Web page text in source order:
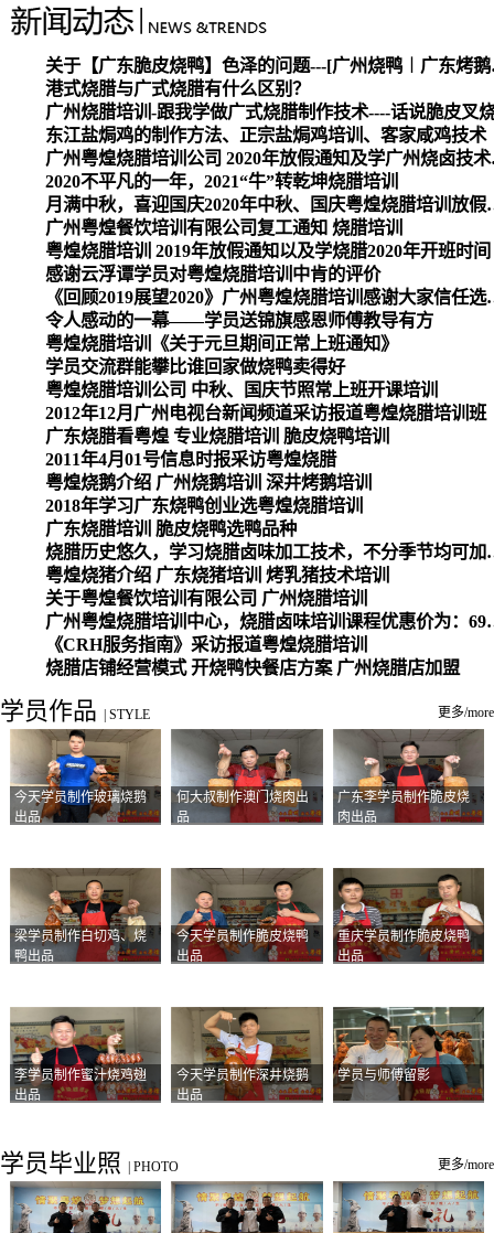
关于【广
港式烧腊与广式烧腊有什么区别？
广州烧腊培训-跟我学做广式烧腊制作技术----话说脆皮叉
东江盐焗鸡的制作方法、正宗盐焗鸡培训、客家咸鸡技术
广州粤煌
2020不平凡的一年，2021“牛”转乾坤烧腊培训
月满中秋，喜迎
广州粤煌餐饮培训有限公司复工通知 烧腊培训
粤煌烧腊培训 2019年放假通知以及学烧腊2020年开班时间
感谢云浮谭学员对粤煌烧腊培训中肯的评价
《回顾2019展望
令人感动的一幕——学员送锦旗感恩师傅教导有方
粤煌烧腊培训《关于元旦期间正常上班通知》
学员交流群能攀比谁回家做烧鸭卖得好
粤煌烧腊培训公司 中秋、国庆节照常上班开课培训
2012年12月广州电视台新闻频道采访报道粤煌烧腊培训班
广东烧腊看粤煌 专业烧腊培训 脆皮烧鸭培训
2011年4月01号信息时报采访粤煌烧腊
粤煌烧鹅介绍 广州烧鹅培训 深井烤鹅培训
2018年学习广东烧鸭创业选粤煌烧腊培训
广东烧腊培训 脆皮烧鸭选鸭品种
烧腊历史悠久，学习
粤煌烧猪介绍 广东烧猪培训 烤乳猪技术培训
关于粤煌餐饮培训有限公司 广州烧腊培训
广州粤煌烧腊培训中心，烧腊卤味培训课程优惠价为：6980元
《CRH服务指南》采访报道粤煌烧腊培训
烧腊店铺经营模式 开烧鸭快餐店方案 广州烧腊店加盟
学员作品 STYLE 更多/more
今天学员制作玻璃烧鹅
出品
何大叔制作澳门烧肉出
品
广东李学员制作脆皮烧
肉出品
梁学员制作白切鸡、烧
鸭出品
今天学员制作脆皮烧鸭
出品
重庆学员制作脆皮烧鸭
出品
李学员制作蜜汁烧鸡翅
出品
今天学员制作深井烧鹅
出品
学员与师傅留影
学员毕业照 PHOTO 更多/more